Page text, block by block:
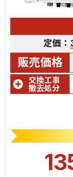
定価：
販売価格
交換工事
撤去処分